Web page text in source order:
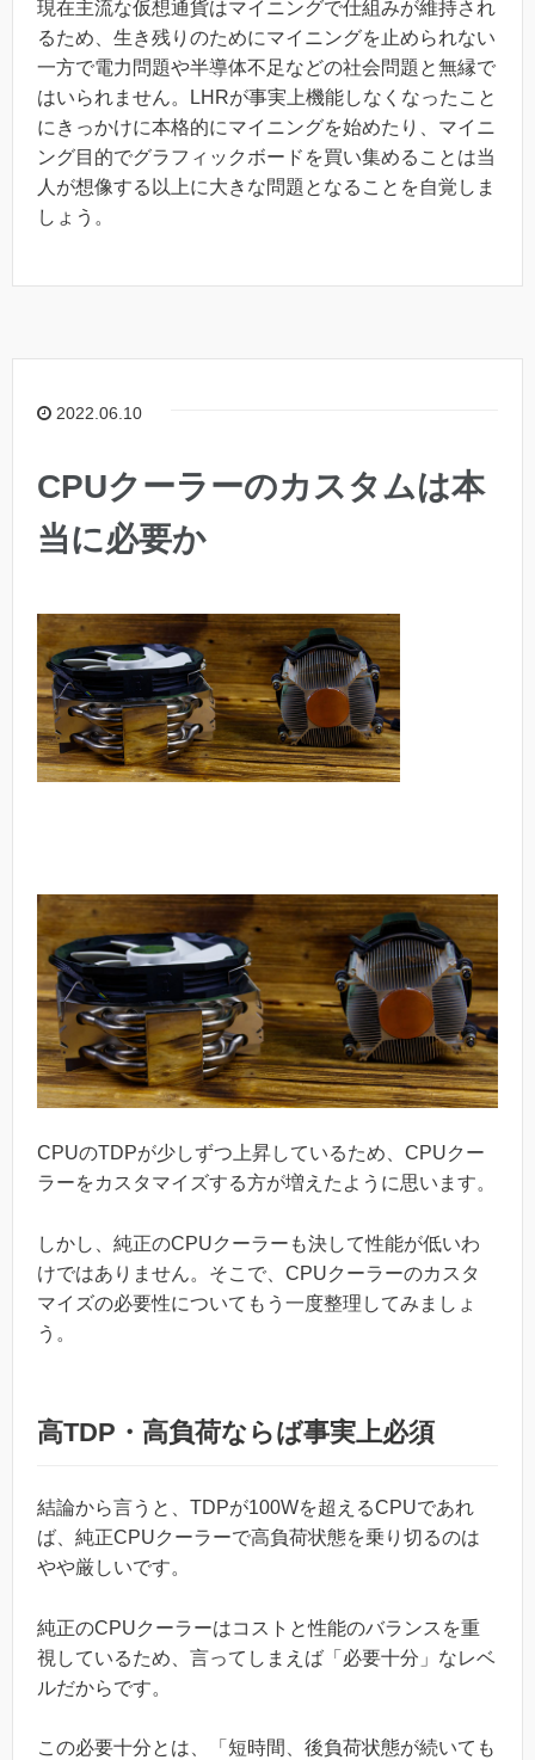
現在主流な仮想通貨はマイニングで仕組みが維持され
るため、生き残りのためにマイニングを止められない
一方で電力問題や半導体不足などの社会問題と無縁で
はいられません。LHRが事実上機能しなくなったこと
にきっかけに本格的にマイニングを始めたり、マイニ
ング目的でグラフィックボードを買い集めることは当
人が想像する以上に大きな問題となることを自覚しま
しょう。
2022.06.10
CPUクーラーのカスタムは本
当に必要か
CPUのTDPが少しずつ上昇しているため、CPUクー
ラーをカスタマイズする方が増えたように思います。
しかし、純正のCPUクーラーも決して性能が低いわ
けではありません。そこで、CPUクーラーのカスタ
マイズの必要性についてもう一度整理してみましょ
う。
高TDP・高負荷ならば事実上必須
結論から言うと、TDPが100Wを超えるCPUであれ
ば、純正CPUクーラーで高負荷状態を乗り切るのは
やや厳しいです。
純正のCPUクーラーはコストと性能のバランスを重
視しているため、言ってしまえば「必要十分」なレベ
ルだからです。
この必要十分とは、「短時間、後負荷状態が続いても